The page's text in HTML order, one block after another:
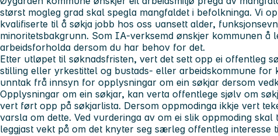
størst mogleg grad skal spegla mangfaldet i befolkninga. Vi
kvalifiserte til å søkja jobb hos oss uansett alder,
minoritetsbakgrunn. Som IA-verksemd ønskjer kommunen å
arbeidsforholda dersom du har behov for det.
Etter utløpet til søknadsfristen, vert det sett opp ei offentleg
stilling eller yrkestittel og bustads- eller arbeidskommune for
unntak frå innsyn for opplysningar om ein søkjar dersom
Opplysningar om ein søkjar, kan verta offentlege sjølv om
vert ført opp på søkjarlista. Dersom oppmodinga ikkje vert
varsla om dette. Ved vurderinga av om ei slik oppmoding skal
leggjast vekt på om det knyter seg særleg offentleg interesse